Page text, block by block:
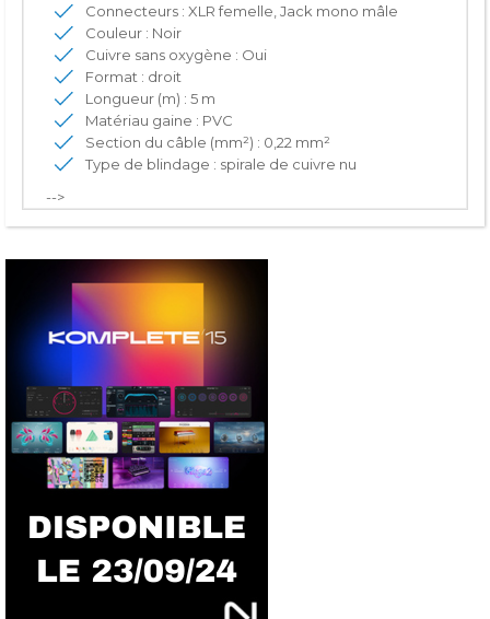
Connecteurs : XLR femelle, Jack mono mâle
Couleur : Noir
Cuivre sans oxygène : Oui
Format : droit
Longueur (m) : 5 m
Matériau gaine : PVC
Section du câble (mm²) : 0,22 mm²
Type de blindage : spirale de cuivre nu
-->